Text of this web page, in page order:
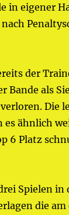
in eigener
der
Bande als
Die
es ähnlich
6 Platz
Spielen in
die